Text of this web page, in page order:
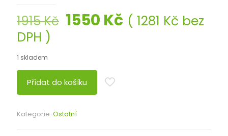
1915Kč Původní
1915 Kč.
1550 KčAktuální
cena
( 1281 Kč bez
DPH )
1 skladem
Přidat do košíku
Kategorie: Ostatní